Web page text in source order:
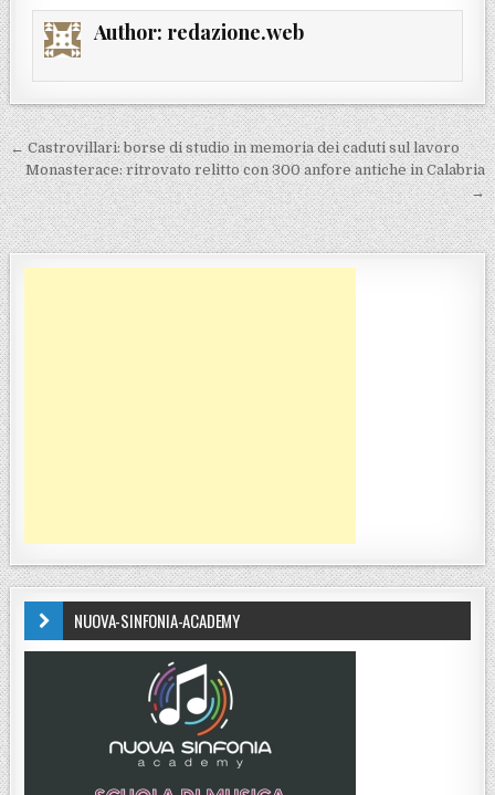
Author: redazione.web
Navigazione articoli
← Castrovillari: borse di studio in memoria dei caduti sul lavoro
Monasterace: ritrovato relitto con 300 anfore antiche in Calabria
→
NUOVA-SINFONIA-ACADEMY